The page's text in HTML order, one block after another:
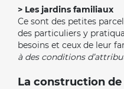
> Les jardins familiaux
Ce sont des petites
des particuliers y
besoins et ceux de leur
à des conditions d’a
La construction